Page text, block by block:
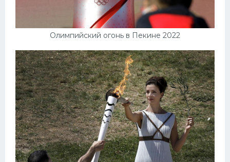
Олимпийский огонь в Пекине 2022